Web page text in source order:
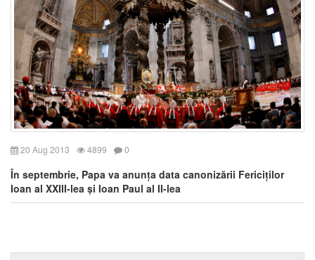
20 Aug 2013 4899 0
În septembrie, Papa va anunța data canonizării Fericiților
Ioan al XXIII-lea și Ioan Paul al II-lea